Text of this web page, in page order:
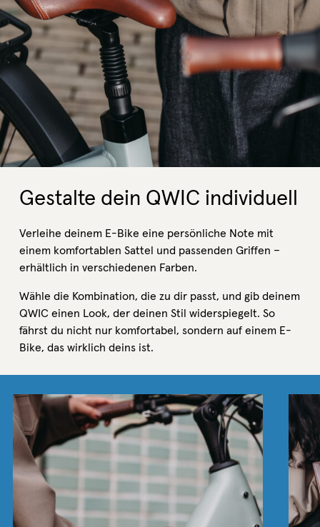
Gestalte dein QWIC individuell
Verleihe deinem E-Bike eine persönliche Note mit
einem komfortablen Sattel und passenden Griffen –
erhältlich in verschiedenen Farben.
Wähle die Kombination, die zu dir passt, und gib deinem
QWIC einen Look, der deinen Stil widerspiegelt. So
fährst du nicht nur komfortabel, sondern auf einem E-
Bike, das wirklich deins ist.